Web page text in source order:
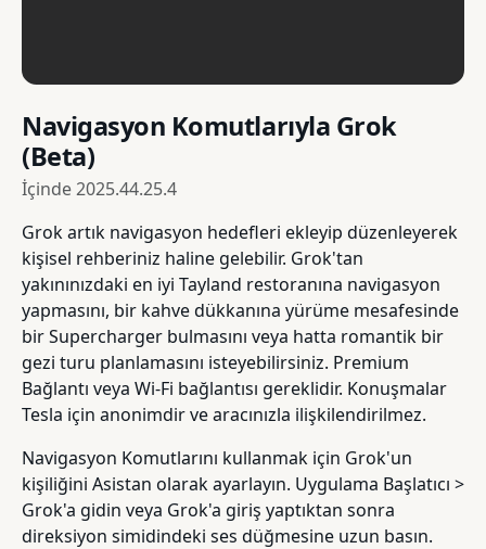
Navigasyon Komutlarıyla Grok
(Beta)
İçinde2025.44.25.4
Grok artık navigasyon hedefleri ekleyip düzenleyerek
kişisel rehberiniz haline gelebilir. Grok'tan
yakınınızdaki en iyi Tayland restoranına navigasyon
yapmasını, bir kahve dükkanına yürüme mesafesinde
bir Supercharger bulmasını veya hatta romantik bir
gezi turu planlamasını isteyebilirsiniz. Premium
Bağlantı veya Wi-Fi bağlantısı gereklidir. Konuşmalar
Tesla için anonimdir ve aracınızla ilişkilendirilmez.
Navigasyon Komutlarını kullanmak için Grok'un
kişiliğini Asistan olarak ayarlayın. Uygulama Başlatıcı >
Grok'a gidin veya Grok'a giriş yaptıktan sonra
direksiyon simidindeki ses düğmesine uzun basın.